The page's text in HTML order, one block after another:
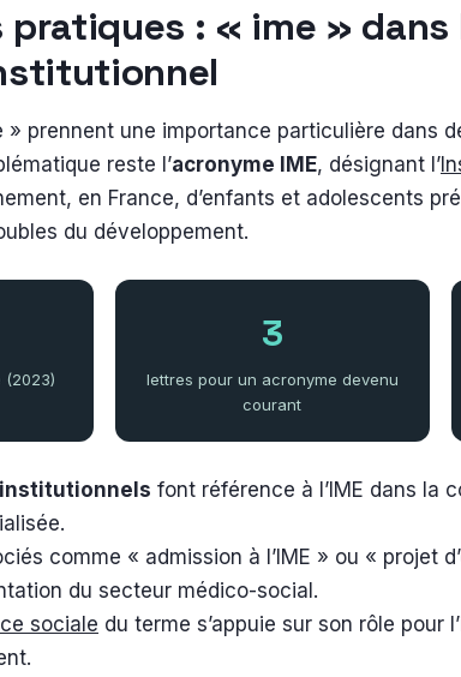
: « ime » dans
» prennent une importance particulière dans
reste l’acronyme IME, désignant l’
en France, d’enfants et adolescents
du développement.
(2023)
3
lettres pour un acronyme devenu
courant
font référence à l’IME dans la
comme « admission à l’IME » ou « projet
du secteur médico-social.
sociale du terme s’appuie sur son rôle pour